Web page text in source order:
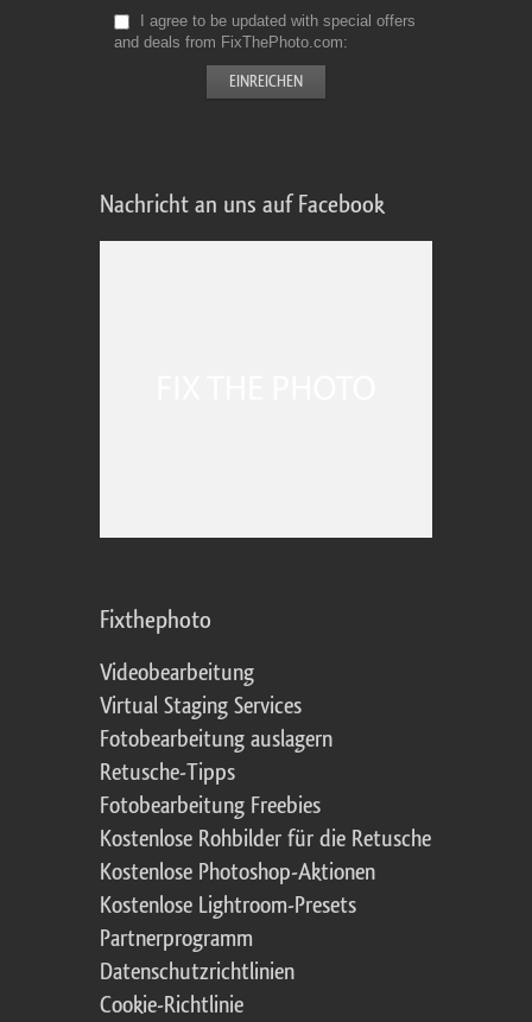
I agree to be updated with special offers
and deals from FixThePhoto.com
Nachricht an uns auf Facebook
Fixthephoto
Videobearbeitung
Virtual Staging Services
Fotobearbeitung auslagern
Retusche-Tipps
Fotobearbeitung Freebies
Kostenlose Rohbilder für die Retusche
Kostenlose Photoshop-Aktionen
Kostenlose Lightroom-Presets
Partnerprogramm
Datenschutzrichtlinien
Cookie-Richtlinie